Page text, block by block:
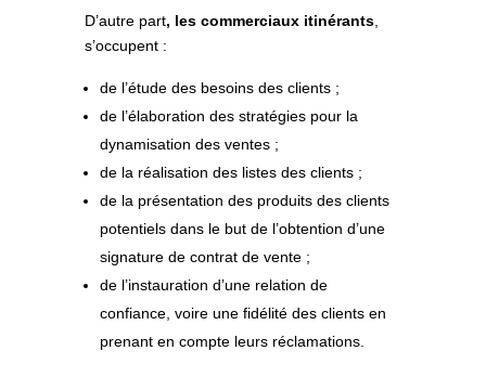
D’autre part, les commerciaux itinérants
s’occupent :
de l’étude des besoins des clients ;
de l’élaboration des stratégies pour la
dynamisation des ventes ;
de la réalisation des listes des clients ;
de la présentation des produits des clients
potentiels dans le but de l’obtention d’une
signature de contrat de vente ;
de l’instauration d’une relation de
confiance, voire une fidélité des clients en
prenant en compte leurs réclamations.